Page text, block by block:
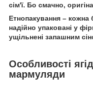
сім'ї. Бо смачно,
Етнопакування – кожна
надійно упаковані у
ущільнені запашним
Особливості
мармуляди